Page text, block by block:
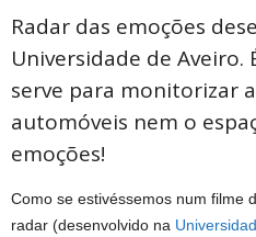
Radar das emoções
Universidade de Aveiro.
serve para monitorizar
automóveis nem o
emoções!
Como se estivéssemos num filme
radar (desenvolvido na